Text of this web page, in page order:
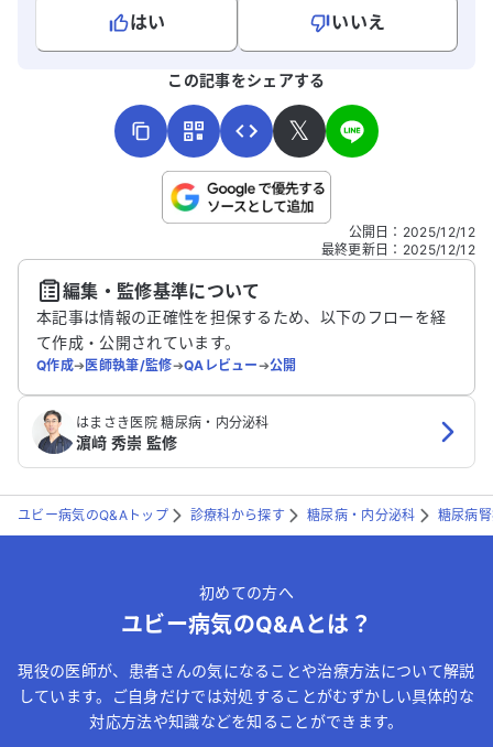
はい
いいえ
こちらは送信専用のフォームです。氏名やご自身の病気の詳細な
送信する
この記事をシェアする
𝕏
公開日 ： 2025/12/12
最終更新日 ： 2025/12/12
編集・監修基準について
本記事は情報の正確性を担保するため、以下のフローを経
て作成・公開されています。
Q作成➔医師執筆/監修➔QAレビュー➔公開
はまさき医院 糖尿病・内分泌科
濵﨑 秀崇 監修
ユビー病気のQ&Aトップ 診療科から探す 糖尿病・内分泌科 糖尿病
初めての方へ
ユビー病気のQ&Aとは？
現役の医師が、患者さんの気になることや治療方法について解説
しています。ご自身だけでは対処することがむずかしい具体的な
対応方法や知識などを知ることができます。